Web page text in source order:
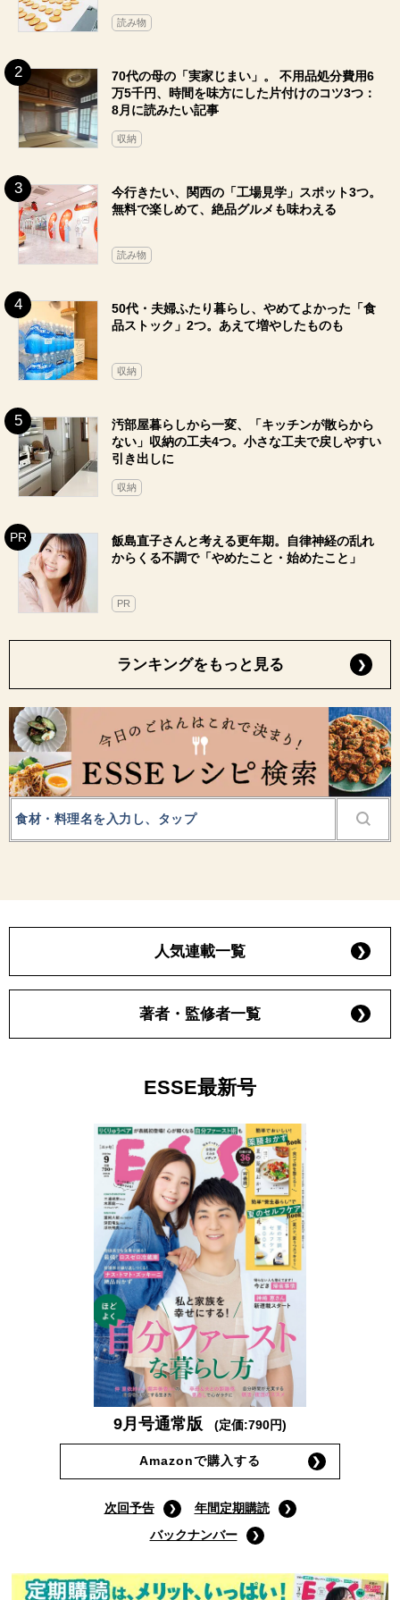
読み物
70代の母の「実家じまい」。 不用品処分費用6
万5千円、時間を味方にした片付けのコツ3つ：
8月に読みたい記事
収納
今行きたい、関西の「工場見学」スポット3つ。
無料で楽しめて、絶品グルメも味わえる
読み物
50代・夫婦ふたり暮らし、やめてよかった「食
品ストック」2つ。あえて増やしたものも
収納
汚部屋暮らしから一変、「キッチンが散らから
ない」収納の工夫4つ。小さな工夫で戻しやすい
引き出しに
収納
飯島直子さんと考える更年期。自律神経の乱れ
からくる不調で「やめたこと・始めたこと」
PR
ランキングをもっと見る
人気連載一覧
著者・監修者一覧
ESSE最新号
9月号通常版 (定価:790円)
Amazonで購入する
次回予告
年間定期購読
バックナンバー